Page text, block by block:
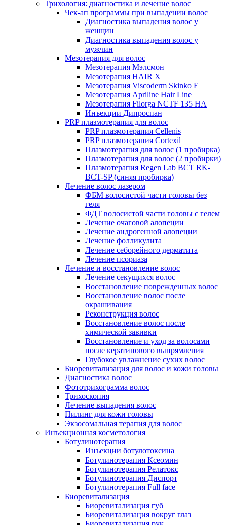
Трихология: диагностика и лечение волос
Чек-ап программы при выпадении волос
Диагностика выпадения волос у
женщин
Диагностика выпадения волос у
мужчин
Мезотерапия для волос
Мезотерапия Мэлсмон
Мезотерапия HAIR X
Мезотерапия Viscoderm Skinko E
Мезотерапия Apriline Hair Line
Мезотерапия Filorga NCTF 135 HA
Инъекции Дипроспан
PRP плазмотерапия для волос
PRP плазмотерапия Cellenis
PRP плазмотерапия Cortexil
Плазмотерапия для волос (1 пробирка)
Плазмотерапия для волос (2 пробирки)
Плазмотерапия Regen Lab BCT RK-
BCT-SP (синяя пробирка)
Лечение волос лазером
ФБМ волосистой части головы без
геля
ФДТ волосистой части головы с гелем
Лечение очаговой алопеции
Лечение андрогенной алопеции
Лечение фолликулита
Лечение себорейного дерматита
Лечение псориаза
Лечение и восстановление волос
Лечение секущихся волос
Восстановление поврежденных волос
Восстановление волос после
окрашивания
Реконструкция волос
Восстановление волос после
химической завивки
Восстановление и уход за волосами
после кератинового выпрямления
Глубокое увлажнение сухих волос
Биоревитализация для волос и кожи головы
Диагностика волос
Фототрихограмма волос
Трихоскопия
Лечение выпадения волос
Пилинг для кожи головы
Экзосомальная терапия для волос
Инъекционная косметология
Ботулинотерапия
Инъекции ботулотоксина
Ботулинотерапия Ксеомин
Ботулинотерапия Релатокс
Ботулинотерапия Диспорт
Ботулинотерапия Full face
Биоревитализация
Биоревитализация губ
Биоревитализация вокруг глаз